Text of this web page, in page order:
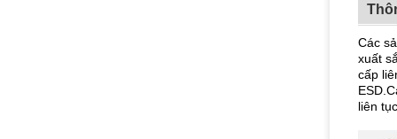
Các
xuất
cấp
liên